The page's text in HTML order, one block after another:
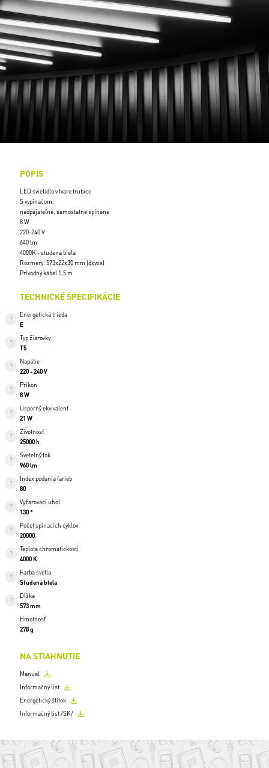
POPIS
LED svietidlo v tvare trubice
S vypínačom,
nadpájateľné, samostatne spínané
8 W
220-240 V
640 lm
4000K - studená biela
Rozmery: 573x22x30 mm (dxvxš)
Prívodný kábel 1,5 m
TECHNICKÉ ŠPECIFIKÁCIE
Energetická trieda
E
Typ žiarovky
T5
Napätie
220 - 240 V
Príkon
8 W
Úsporný ekvivalent
21 W
Životnosť
25000 h
Svetelný tok
960 lm
Index podania farieb
80
Vyžarovací uhol
130 °
Počet spínacích cyklov
20000
Teplota chromatickosti
4000 K
Farba svetla
Studená biela
Dĺžka
573 mm
Hmotnosť
278 g
NA STIAHNUTIE
Manual
Informačný list
Energetický štítok
Informačný list /SK/